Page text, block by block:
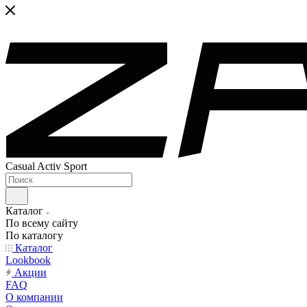
Casual Activ Sport
Каталог
По всему сайту
По каталогу
Каталог
Lookbook
Акции
FAQ
О компании